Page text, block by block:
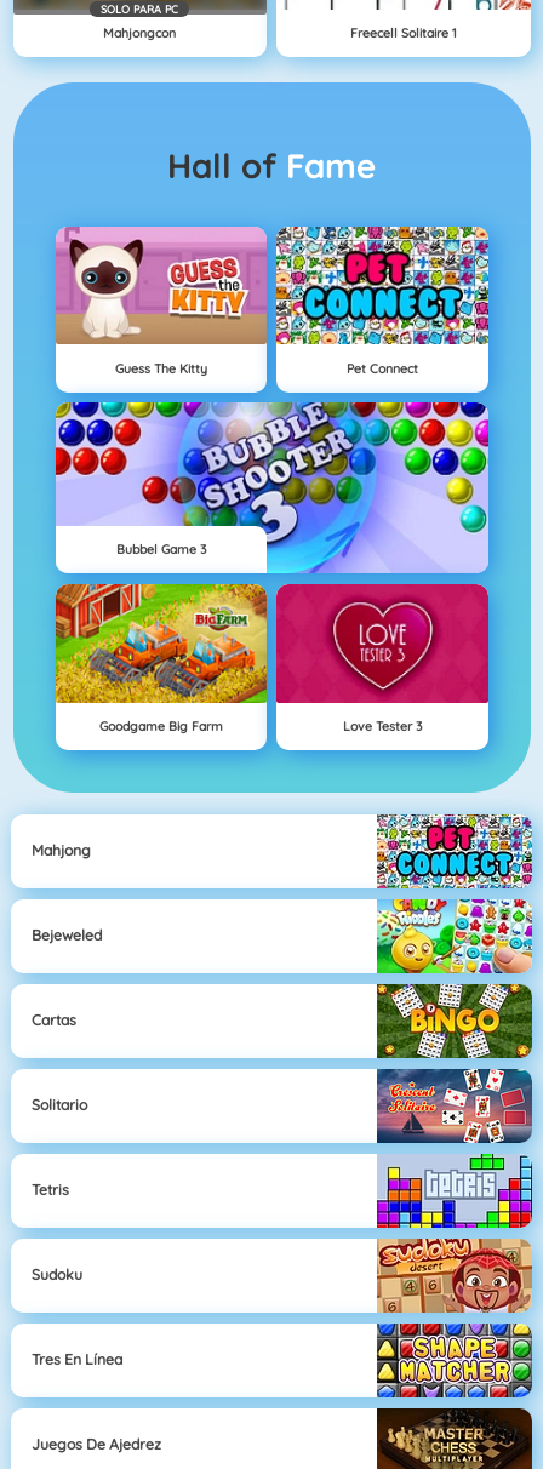
SOLO PARA PC
Mahjongcon Freecell Solitaire 1
Hall of Fame
Guess The Kitty Pet Connect
Bubbel Game 3
Goodgame Big Farm Love Tester 3
Mahjong
Bejeweled
Cartas
Solitario
Tetris
Sudoku
Tres En Línea
Juegos De Ajedrez